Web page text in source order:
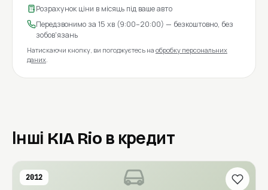
Розрахунок ціни в місяць під ваше авто
Передзвонимо за 15 хв (9:00–20:00) — безкоштовно, без
зобов'язань
Натискаючи кнопку, ви погоджуєтесь на обробку персональних
даних.
Інші KIA Rio в кредит
2012